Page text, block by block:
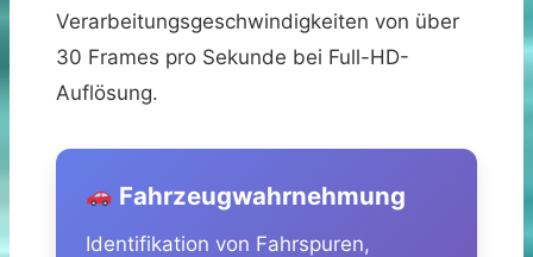
Verarbeitungsgeschwindigkeiten von über
30 Frames pro Sekunde bei Full-HD-
Auflösung.
Fahrzeugwahrnehmung
Identifikation von Fahrspuren,